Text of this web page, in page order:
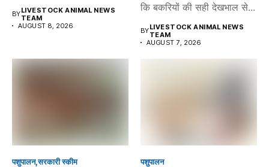
BYLIVESTOCK ANIMAL NEWS
TEAM
AUGUST 8, 2026
कि बकरियों की सही देखभाल से...
BYLIVESTOCK ANIMAL NEWS
TEAM
AUGUST 7, 2026
पशुपालन सरकारी स्की‍म पशुपालन